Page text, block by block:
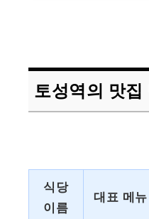
토성역의 맛집
식당
이름
대표 메뉴